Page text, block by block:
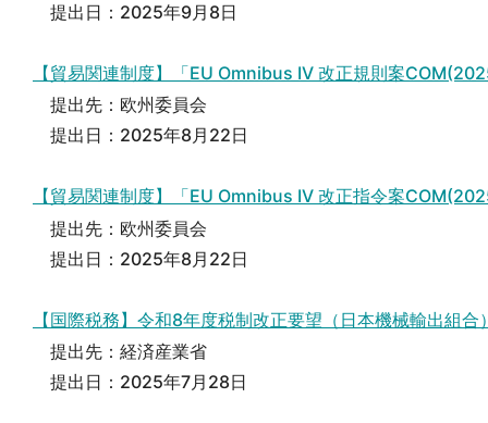
提出日：2025年9月8日
【貿易関連制度】「EU Omnibus IV 改正規則案
提出先：欧州委員会
提出日：2025年8月22日
【貿易関連制度】「EU Omnibus IV 改正指令案
提出先：欧州委員会
提出日：2025年8月22日
【国際税務】令和8年度税制改正要望（日本機械輸出組
提出先：経済産業省
提出日：2025年7月28日